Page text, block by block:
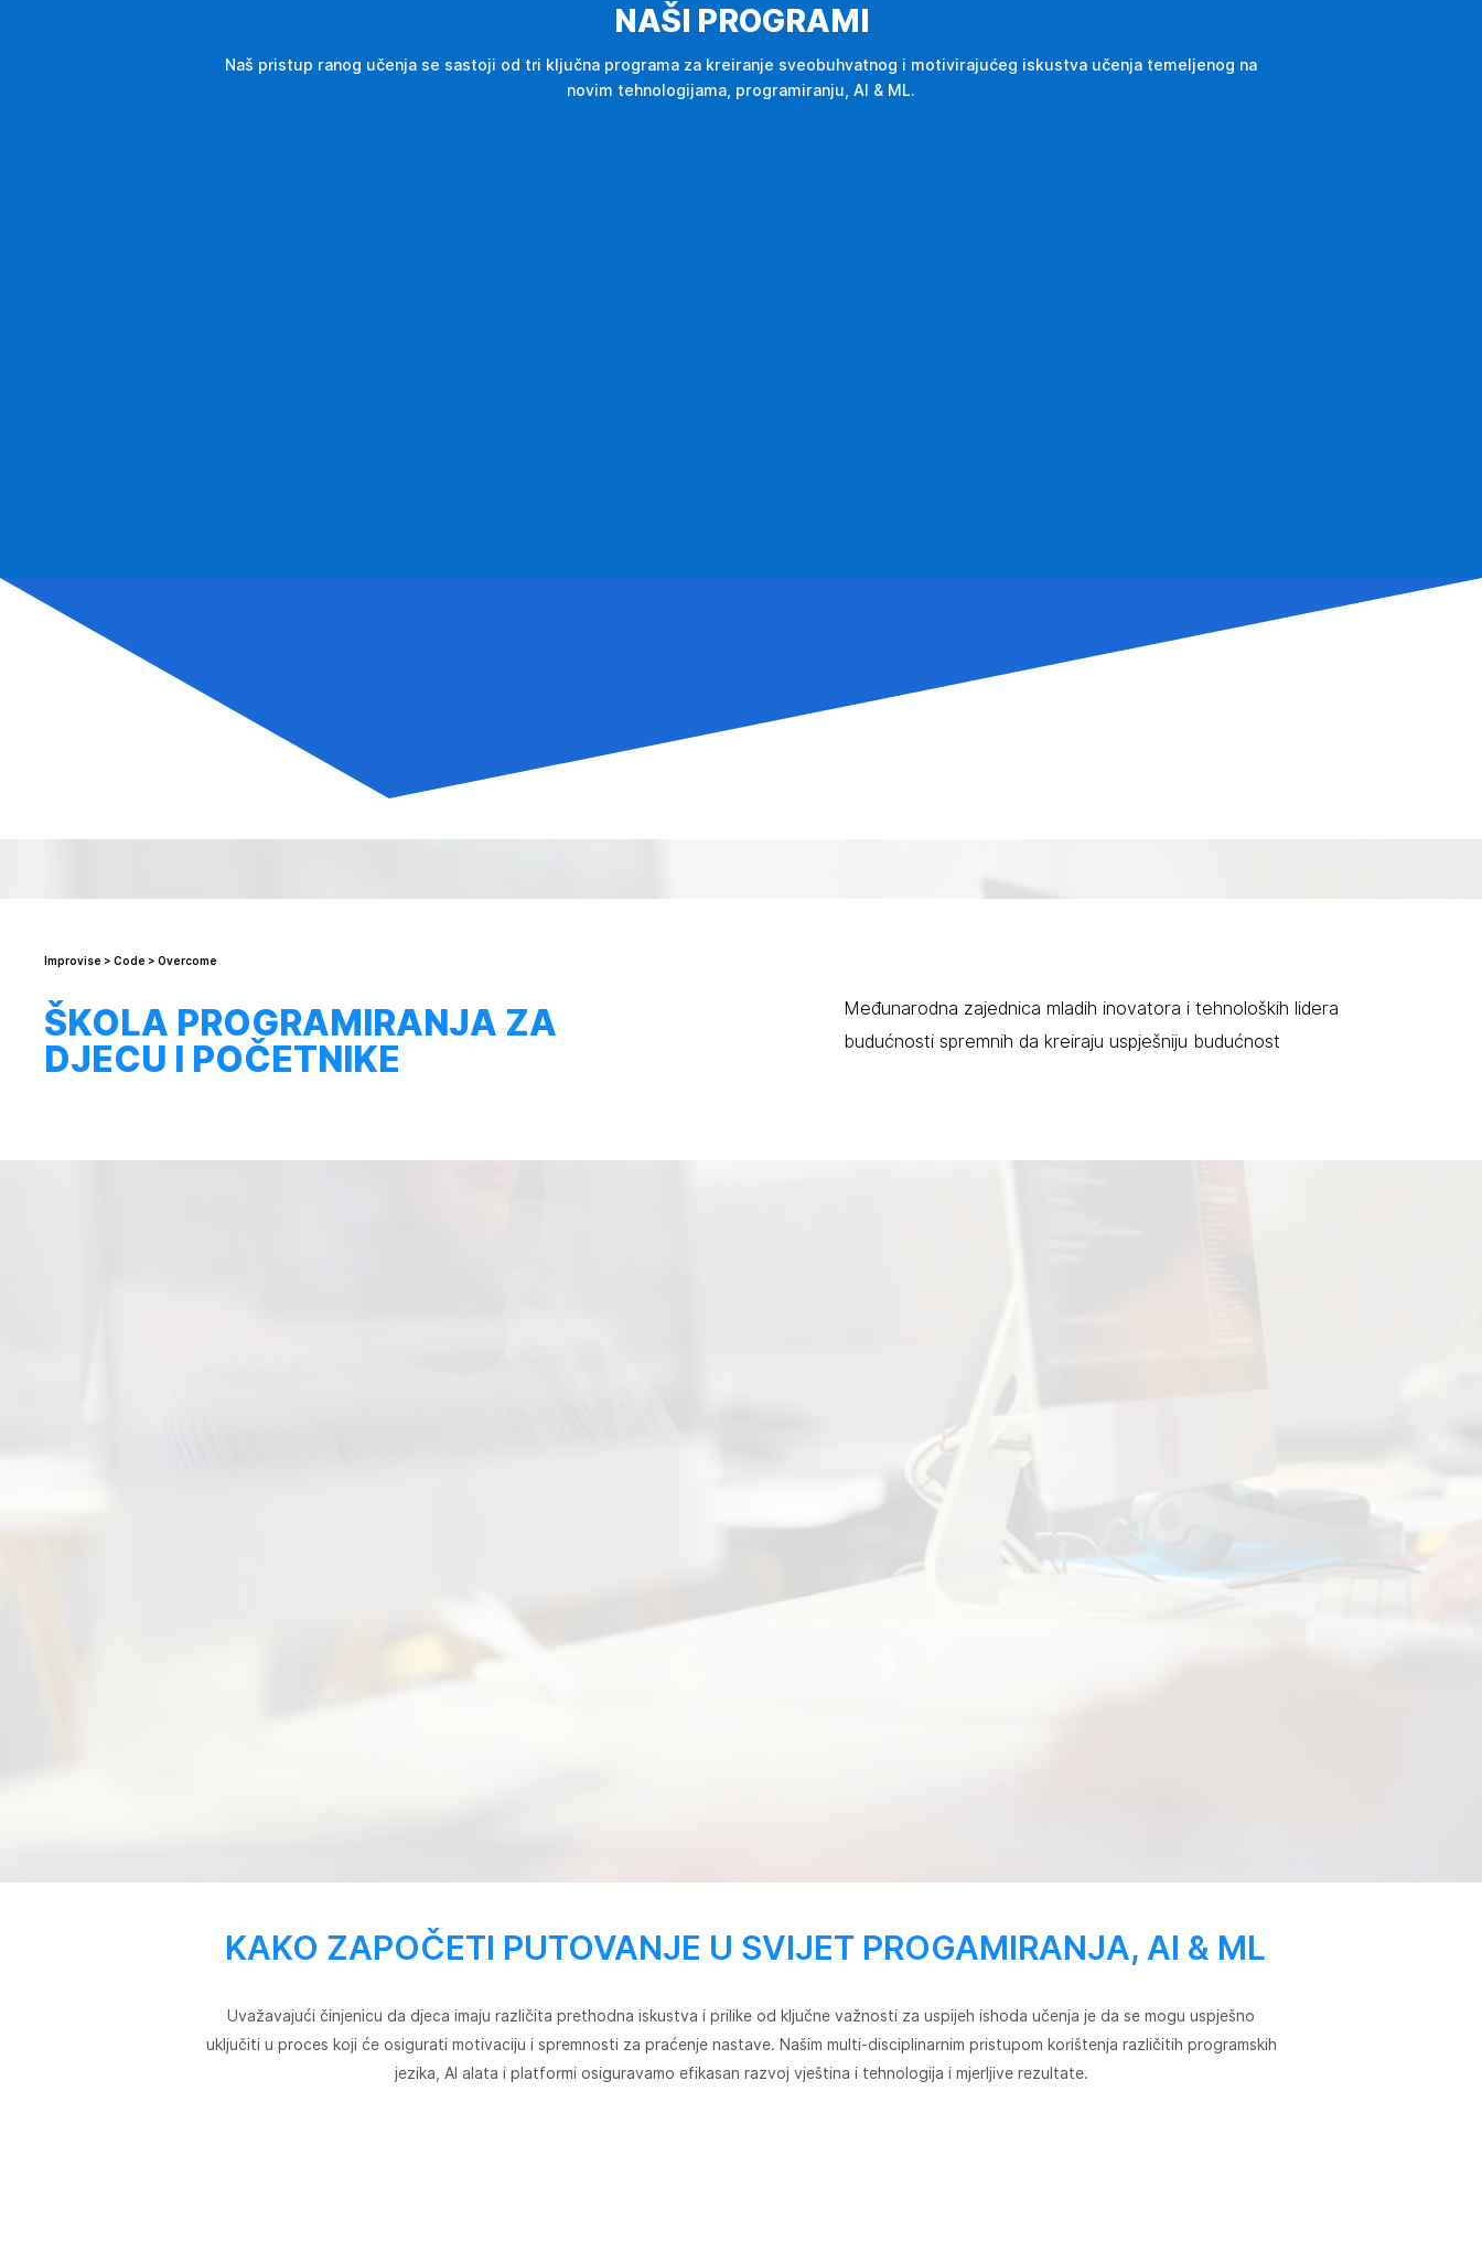
NAŠI PROGRAMI
Naš pristup ranog učenja se sastoji od tri ključna programa za kreiranje sveobuhvatnog i motivirajućeg iskustva učenja temeljenog na
novim tehnologijama, programiranju, AI & ML.
Improvise > Code > Overcome
ŠKOLA PROGRAMIRANJA ZA
DJECU I POČETNIKE
Međunarodna zajednica mladih inovatora i tehnoloških lidera
budućnosti spremnih da kreiraju uspješniju budućnost
KAKO ZAPOČETI PUTOVANJE U SVIJET PROGAMIRANJA, AI & ML
Uvažavajući činjenicu da djeca imaju različita prethodna iskustva i prilike od ključne važnosti za uspijeh ishoda učenja je da se mogu uspješno
uključiti u proces koji će osigurati motivaciju i spremnosti za praćenje nastave. Našim multi-disciplinarnim pristupom korištenja različitih programskih
jezika, AI alata i platformi osiguravamo efikasan razvoj vještina i tehnologija i mjerljive rezultate.